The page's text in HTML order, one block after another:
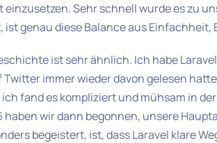
Sehr schnell wurde es zu
ist genau diese Balance aus Einfachheit,
ist sehr ähnlich. Ich habe
immer wieder davon gelesen
fand es kompliziert und mühsam in
haben wir dann begonnen, unsere
begeistert, ist, dass Laravel klare